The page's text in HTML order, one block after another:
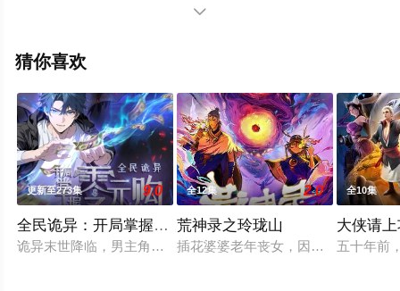
舞越山,玥辰,李轻扬,枣儿,夏浚凯,关帅,乔耀辉,刘中正,任景
乔木心,张远韬等演员精彩演绎的大陆动漫，免费观看高清
步至豆瓣动漫、电视猫或剧情网等平台了解。

猜你喜欢
更新至273集 9.0
全民诡异：开局掌握零元购·动态漫画
诡异末世降临，男主角陈木携万亿诡币重生，开局直接化身天使
全12集 2.0
荒神录之玲珑山
插花婆婆老年丧女，因无法接受现实
全10集
大侠请
五十年前